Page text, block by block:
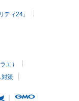
ィ24」
エ）
対策